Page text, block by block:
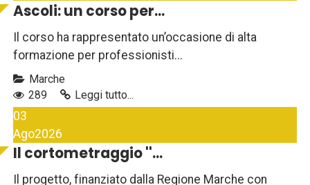
Ascoli: un corso per...
Il corso ha rappresentato un’occasione di alta
formazione per professionisti...
Marche
289
Leggi tutto...
03
Ago2026
Il cortometraggio ''...
Il progetto, finanziato dalla Regione Marche con